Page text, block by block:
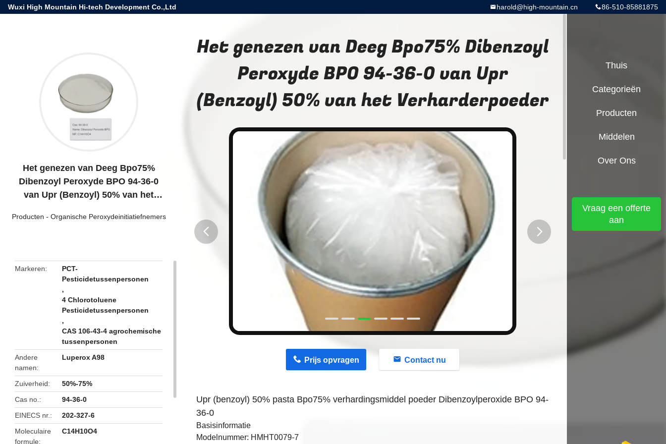
Wuxi High Mountain Hi-tech Development Co.,Ltd 86-510-85881875
harold@high-mountain.cn
Het genezen van Deeg Bpo75%
Dibenzoyl Peroxyde BPO 94-36-0
van Upr (Benzoyl) 50% van het
Producten - Organische Peroxydeinitiatiefnemers
Markeren
PCT-
Pesticidetussenpersonen
,
4 Chlorotoluene
Pesticidetussenpersonen
,
CAS 106-43-4 agrochemische
tussenpersonen
Andere
namen
Luperox A98
Zuiverheid
50%-75%
Cas no.
94-36-0
EINECS nr.
202-327-6
Moleculaire
formule
C14H10O4
Het genezen van Deeg Bpo75% Dibenzoyl
Peroxyde BPO 94-36-0 van Upr
(Benzoyl) 50% van het Verharderpoeder
Prijs opvragen Contact nu
Upr (benzoyl) 50% pasta Bpo75% verhardingsmiddel poeder Dibenzoylperoxide BPO 94-
36-0
Basisinformatie
Modelnummer: HMHT0079-7
Thuis
Categorieën
Producten
Middelen
Over Ons
Vraag een offerte
aan